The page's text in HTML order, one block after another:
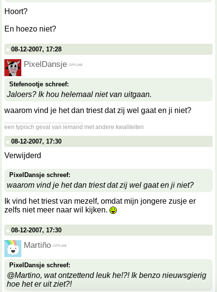
Hoort?
En hoezo niet?
08-12-2007, 17:28
PixelDansje
Stefenootje schreef:
Jaloers? Ik hou helemaal niet van uitgaan.
waarom vind je het dan triest dat zij wel gaat en ji niet?
een typisch geval van iemand met andere kwaliteiten
08-12-2007, 17:30
Verwijderd
PixelDansje schreef:
waarom vind je het dan triest dat zij wel gaat en ji niet?
Ik vind het triest van mezelf, omdat mijn jongere zusje er
zelfs niet meer naar wil kijken.
08-12-2007, 17:30
Martiño
PixelDansje schreef:
@Martino, wat ontzettend leuk he!?! Ik benzo nieuwsgierig
hoe het er uit ziet?!